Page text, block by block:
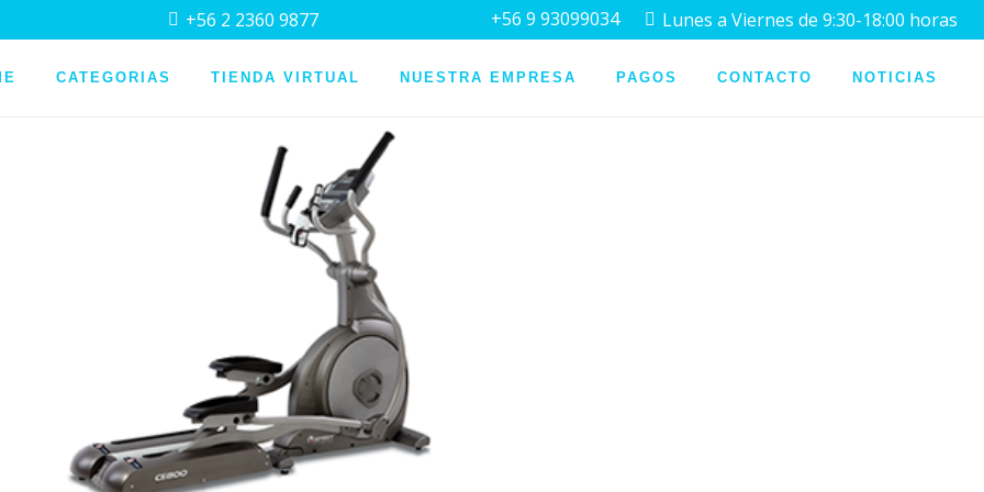
+56 2 2360 9877 +56 9 93099034 Lunes a Viernes de 9:30-18:00 horas
CATEGORIAS TIENDA VIRTUAL NUESTRA EMPRESA PAGOS CONTACTO NOTICIAS